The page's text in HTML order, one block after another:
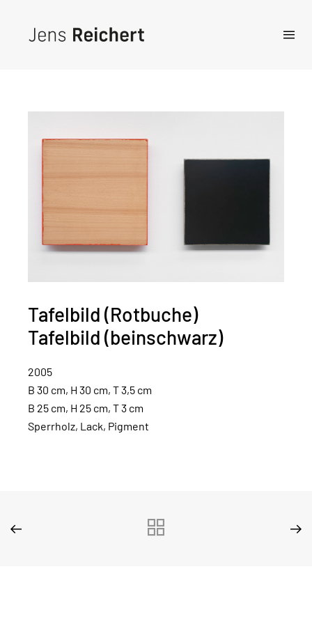
Tafelbild (Rotbuche)
Tafelbild (beinschwarz)
2005
B 30 cm, H 30 cm, T 3,5 cm
B 25 cm, H 25 cm, T 3 cm
Sperrholz, Lack, Pigment